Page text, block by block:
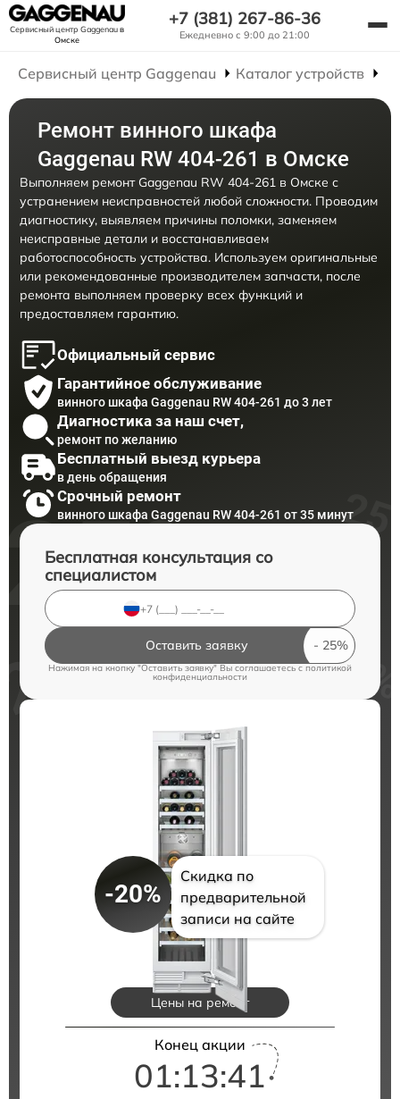
Сервисный центр Gaggenauв
Омске
+7 (381) 267-86-36
Ежедневно с 9:00 до 21:00
Сервисный центр Gaggenau Каталог устройств
Ремонт винного шкафа
Gaggenau RW 404-261 в Омске
Выполняем ремонт Gaggenau RW 404-261 в Омске с
устранением неисправностей любой сложности. Проводим
диагностику, выявляем причины поломки, заменяем
неисправные детали и восстанавливаем
работоспособность устройства. Используем оригинальные
или рекомендованные производителем запчасти, после
ремонта выполняем проверку всех функций и
предоставляем гарантию.
Официальный сервис
Гарантийное обслуживание
винного шкафа Gaggenau RW 404-261 до 3 лет
Диагностика за наш счет,
ремонт по желанию
Бесплатный выезд курьера
в день обращения
Срочный ремонт
винного шкафа Gaggenau RW 404-261 от 35 минут
Бесплатная консультация со
специалистом
Оставить заявку
Нажимая на кнопку "Оставить заявку" Вы соглашаетесь c политикой
конфиденциальности
-20%
Скидка по
предварительной
записи на сайте
Цены на ремонт
Конец акции
01:13:40